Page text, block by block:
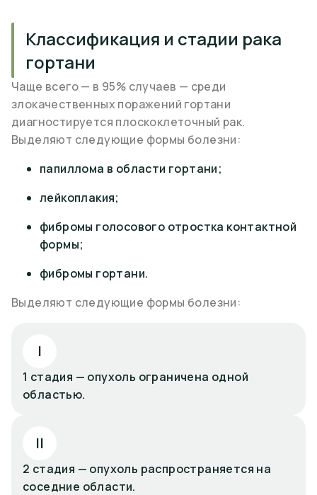
Классификация и стадии рака
гортани
Чаще всего — в 95% случаев — среди
злокачественных поражений гортани
диагностируется плоскоклеточный рак.
Выделяют следующие формы болезни:
папиллома в области гортани;
лейкоплакия;
фибромы голосового отростка контактной
формы;
фибромы гортани.
Выделяют следующие формы болезни:
I
1 стадия — опухоль ограничена одной
областью.
II
2 стадия — опухоль распространяется на
соседние области.